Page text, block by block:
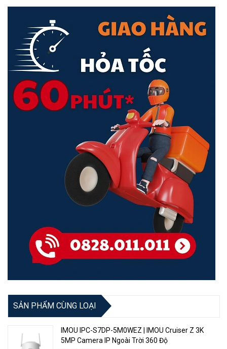
Camera Ezviz H9C 2K là lựa chọn lý tưởng cho không gian rộng
lớn, với khả năng xoay và nghiêng đa hướng, cung cấp tầm nhìn
toàn cảnh 360 độ và ghi hình sắc nét ở độ phân giải 2K.
Hỗ Trợ Màu Ban Đêm
SẢN PHẨM CÙNG LOẠI
IMOU IPC-S7DP-5M0WEZ | IMOU Cruiser Z 3K
5MP Camera IP Ngoài Trời 360 Độ